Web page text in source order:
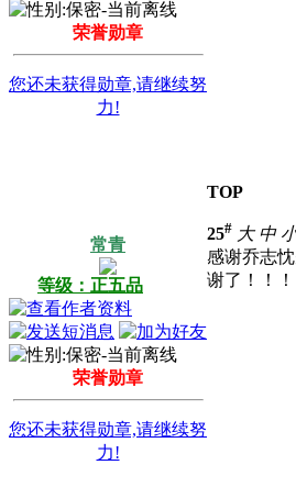
荣誉勋章
您还未获得勋章,请继续努
力!
TOP
常青
等级：正五品
荣誉勋章
您还未获得勋章,请继续努
力!
25# 大 中
感谢乔志
谢了！！！